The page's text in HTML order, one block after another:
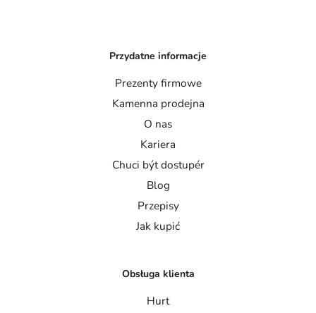
Przydatne informacje
Prezenty firmowe
Kamenna prodejna
O nas
Kariera
Chuci být dostupér
Blog
Przepisy
Jak kupić
Obsługa klienta
Hurt